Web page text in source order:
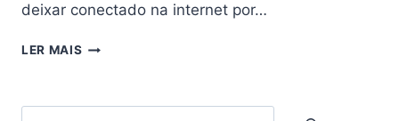
deixar conectado na internet por…
LER MAIS DUOSAT